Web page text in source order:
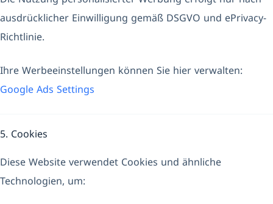
ausdrücklicher Einwilligung gemäß DSGVO und ePrivacy-
Richtlinie.
Ihre Werbeeinstellungen können Sie hier verwalten:
Google Ads Settings
5. Cookies
Diese Website verwendet Cookies und ähnliche
Technologien, um: